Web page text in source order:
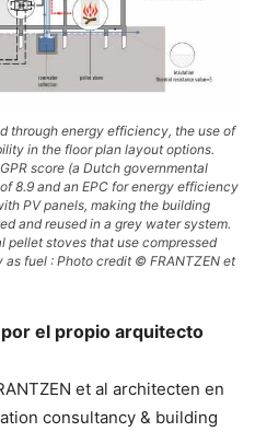
through energy efficiency, the use of
in the floor plan layout options.
score (a Dutch governmental
8.9 and an EPC for energy efficiency
PV panels, making the building
and reused in a grey water system.
pellet stoves that use compressed
fuel : Photo credit © FRANTZEN et
el propio arquitecto
et al architecten en
consultancy & building